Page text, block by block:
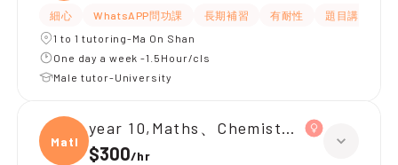
細心 WhatsAPP問功課 長期補習 有耐性 題目講解
1 to 1 tutoring-Ma On Shan
One day a week -1.5Hour/cls
Male tutor-University
Maths
year 10,Maths、Chemistry、Biology
$300/hr